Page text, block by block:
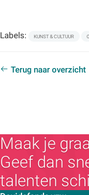
Labels: KUNST & CULTUUR
Terug naar overzicht
Maak je
Geef dan
talenten